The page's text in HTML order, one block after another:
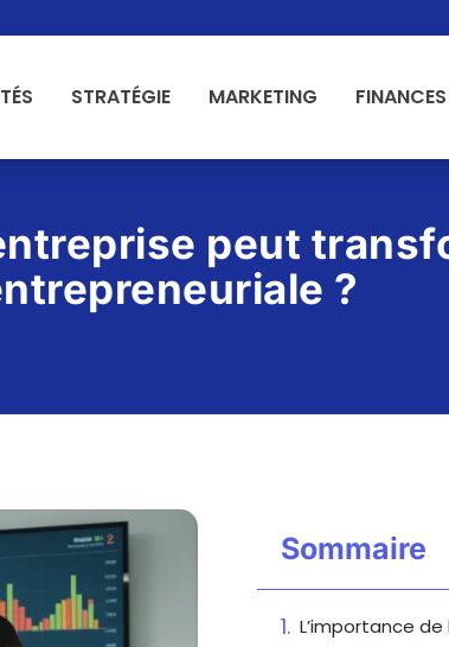
STRATÉGIE MARKETING FINANCES
peut
?
Sommaire
L’importance